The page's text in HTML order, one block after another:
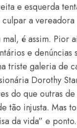
e esquerda
a vereadora
é assim. Pior
e
triste galeria de
Dorothy
do que outras
tão injusta. Mas
da vida” e ponto.